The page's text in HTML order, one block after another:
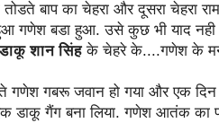
बाप का चेहरा और दूसरा चेहरा
गणेश बडा हुआ. उसे कुछ भी याद नही
डाकू शान सिंहके चेहरे के....गणेश के मन
गणेश गबरू जवान हो गया और एक
डाकू गैंग बना लिया. गणेश आतंक का